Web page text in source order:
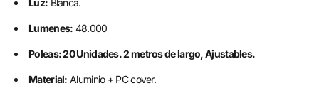
Luz: Blanca.
Lumenes: 48.000
Poleas: 20 Unidades. 2 metros de largo, Ajustables.
Material: Aluminio + PC cover.